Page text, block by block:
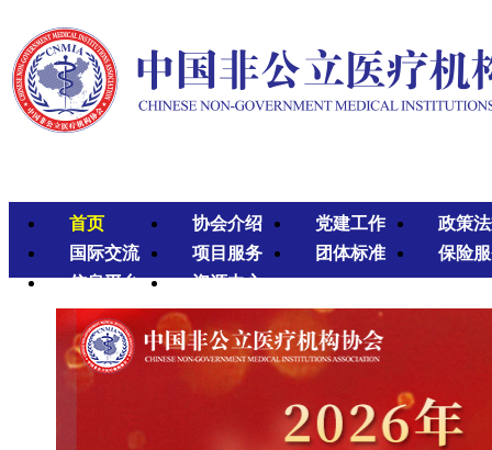
首页 协会介绍 党建工作
政策
国际交流
项目服务 团体标准
保险
信息平台
资源中心